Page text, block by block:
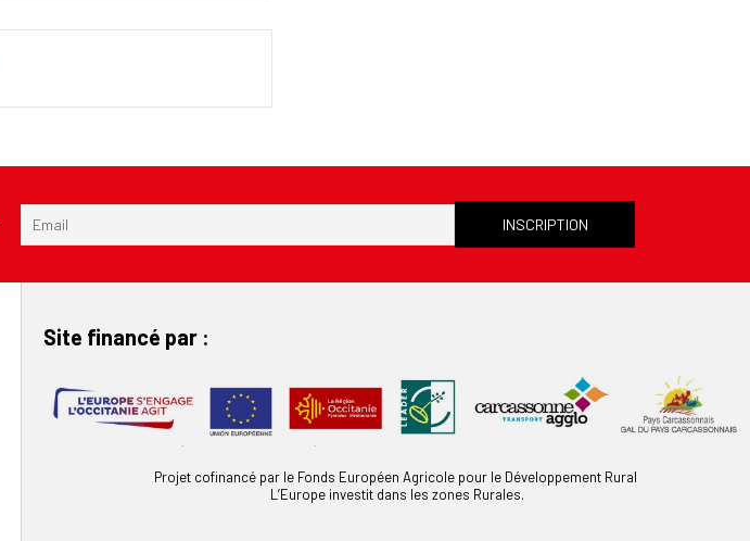
Site financé par :
Projet cofinancé par le Fonds Européen Agricole pour le Développement Rural
L’Europe investit dans les zones Rurales.